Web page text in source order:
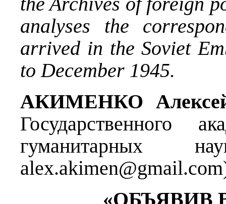
analyses the
arrived in the Soviet
to December 1945.
АКИМЕНКО Алексей
Государственного
гуманитарных
«ОБЪЯВИВ